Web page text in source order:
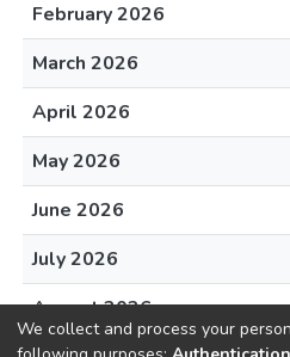
February 2026
March 2026
April 2026
May 2026
June 2026
July 2026
August 2026
We collect and process your